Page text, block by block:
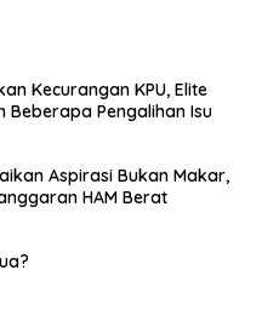
Kecurangan KPU, Elite
Beberapa Pengalihan Isu
Aspirasi Bukan Makar,
HAM Berat